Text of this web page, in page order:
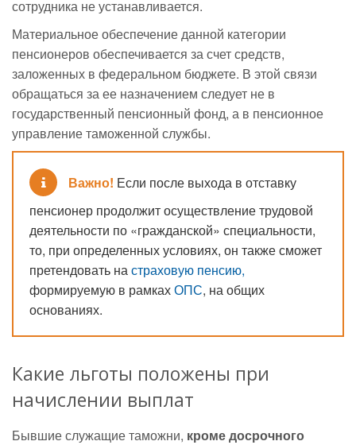
сотрудника не устанавливается.
Материальное обеспечение данной категории
пенсионеров обеспечивается за счет средств,
заложенных в федеральном бюджете. В этой связи
обращаться за ее назначением следует не в
государственный пенсионный фонд, а в пенсионное
управление таможенной службы.
Важно! Если после выхода в отставку
пенсионер продолжит осуществление трудовой
деятельности по «гражданской» специальности,
то, при определенных условиях, он также сможет
претендовать настраховую пенсию,
формируемую в рамкахОПС, на общих
основаниях.
Какие льготы положены при
начислении выплат
Бывшие служащие таможни, кроме досрочного